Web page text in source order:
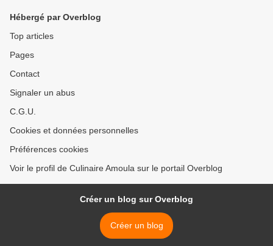
Hébergé par Overblog
Top articles
Pages
Contact
Signaler un abus
C.G.U.
Cookies et données personnelles
Préférences cookies
Voir le profil de Culinaire Amoula sur le portail Overblog
Créer un blog sur Overblog
Créer un blog